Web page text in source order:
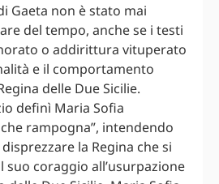
Gaeta non è stato mai
del tempo, anche se i testi
o addirittura vituperato
e il comportamento
delle Due Sicilie.
definì Maria Sofia
rampogna”, intendendo
la Regina che si
coraggio all’usurpazione